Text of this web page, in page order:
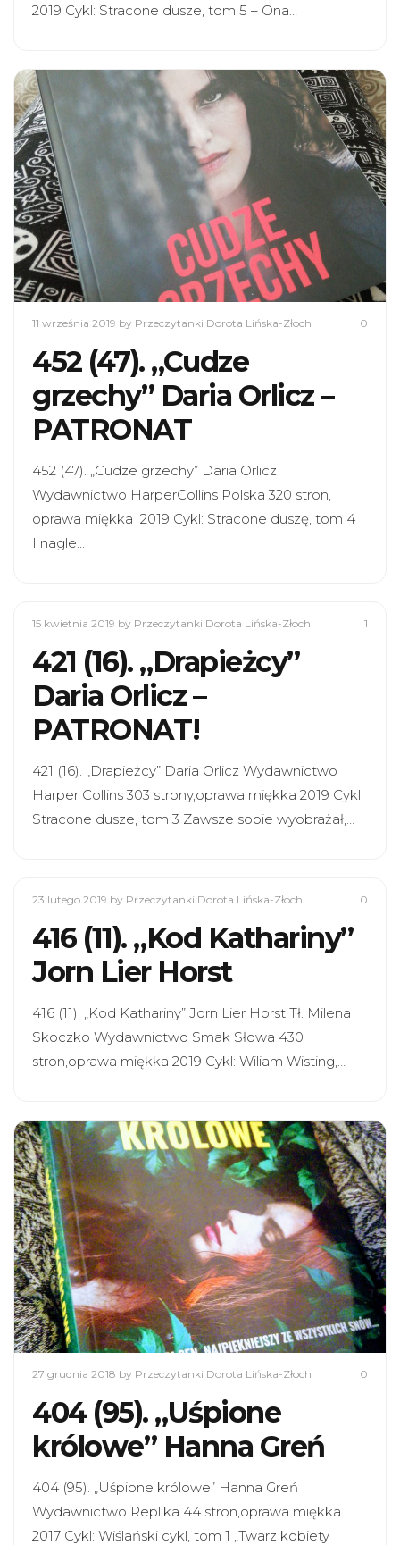
2019 Cykl: Stracone dusze, tom 5 – Ona…
11 września 2019 by Przeczytanki Dorota Lińska-Złoch 0
452 (47). „Cudze
grzechy” Daria Orlicz –
PATRONAT
452 (47). „Cudze grzechy” Daria Orlicz
Wydawnictwo HarperCollins Polska 320 stron,
oprawa miękka 2019 Cykl: Stracone duszę, tom 4
I nagle…
15 kwietnia 2019 by Przeczytanki Dorota Lińska-Złoch 1
421 (16). „Drapieżcy”
Daria Orlicz –
PATRONAT!
421 (16). „Drapieżcy” Daria Orlicz Wydawnictwo
Harper Collins 303 strony,oprawa miękka 2019 Cykl:
Stracone dusze, tom 3 Zawsze sobie wyobrażał,…
23 lutego 2019 by Przeczytanki Dorota Lińska-Złoch 0
416 (11). „Kod Kathariny”
Jorn Lier Horst
416 (11). „Kod Kathariny” Jorn Lier Horst Tł. Milena
Skoczko Wydawnictwo Smak Słowa 430
stron,oprawa miękka 2019 Cykl: Wiliam Wisting,…
27 grudnia 2018 by Przeczytanki Dorota Lińska-Złoch 0
404 (95). „Uśpione
królowe” Hanna Greń
404 (95). „Uśpione królowe” Hanna Greń
Wydawnictwo Replika 44 stron,oprawa miękka
2017 Cykl: Wiślański cykl, tom 1 „Twarz kobiety